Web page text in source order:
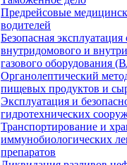
Предрейсовые
водителей
Безопасная эксплуатация
внутридомового и
газового оборудования
Органолептический
пищевых продуктов и
Эксплуатация и
гидротехнических
Транспортирование и
иммунобиологических
препаратов